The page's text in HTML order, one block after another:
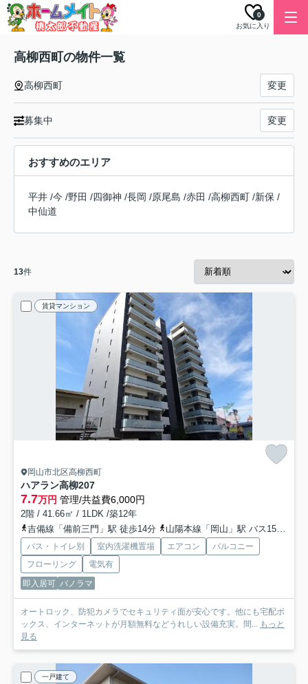
お気に入り
0
高柳西町の物件一覧
高柳西町 変更
募集中 変更
おすすめのエリア
平井 /今 /野田 /四御神 /長岡 /原尾島 /赤田 /高柳西町 /新保 /
中仙道
13件
賃貸マンション
岡山市北区高柳西町
ハアラン高柳207
7.7万円 管理/共益費6,000円
2階 / 41.66㎡ / 1LDK /築12年
吉備線「備前三門」駅 徒歩14分
山陽本線「岡山」駅 バス15分 「高柳東町」 停歩1分
バス・トイレ別 室内洗濯機置場 エアコン
バルコニー
フローリング
電気有
即入居可 パノラマ
オートロック、防犯カメラでセキュリティ面が安心です。他にも宅配ボ
ックス、インターネットが月額無料などうれしい設備充実。間... もっと
見る
一戸建て